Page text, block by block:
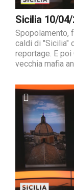
Sicilia 10/
Spopolamento,
caldi di "Sicilia"
reportage. E
vecchia mafia